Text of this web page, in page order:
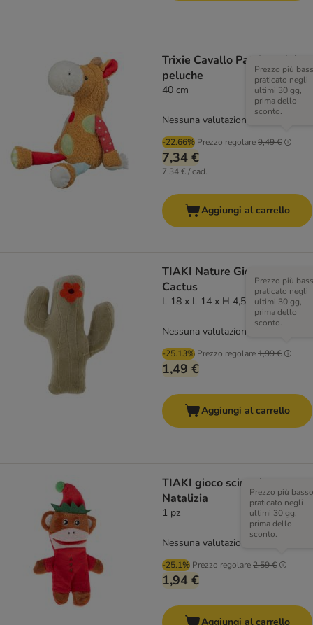
Trixie Cavallo Patchwork in
peluche
40 cm
-22.66% Prezzo regolare9,49 €
Prezzo più
praticato negli
ultimi 30 gg,
prima dello
sconto.
7,34 €
7,34 € / cad.
Nessuna valutazione
Aggiungi al carrello
TIAKI Nature Gioco per cani,
Cactus
L 18 x L 14 x H 4,5 cm
-25.13% Prezzo regolare1,99 €
Prezzo più
praticato negli
ultimi 30 gg,
prima dello
sconto.
1,49 €
Nessuna valutazione
Aggiungi al carrello
TIAKI gioco scimmietta
Natalizia
1 pz
-25.1% Prezzo regolare2,59 €
Prezzo più basso
praticato negli
ultimi 30 gg,
prima dello
sconto.
1,94 €
Nessuna valutazione
Aggiungi al carrello